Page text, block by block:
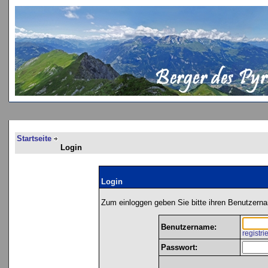
Startseite
Login
Login
Zum einloggen geben Sie bitte ihren
Benutzername:
Passwort: